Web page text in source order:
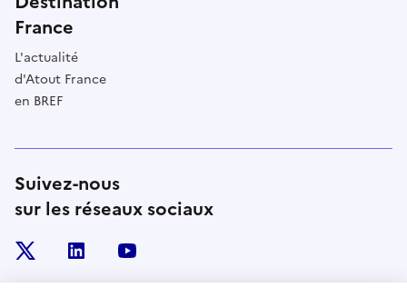
France
L'actualité
d'Atout France
en BREF
Suivez-nous
sur les réseaux sociaux
linkedin